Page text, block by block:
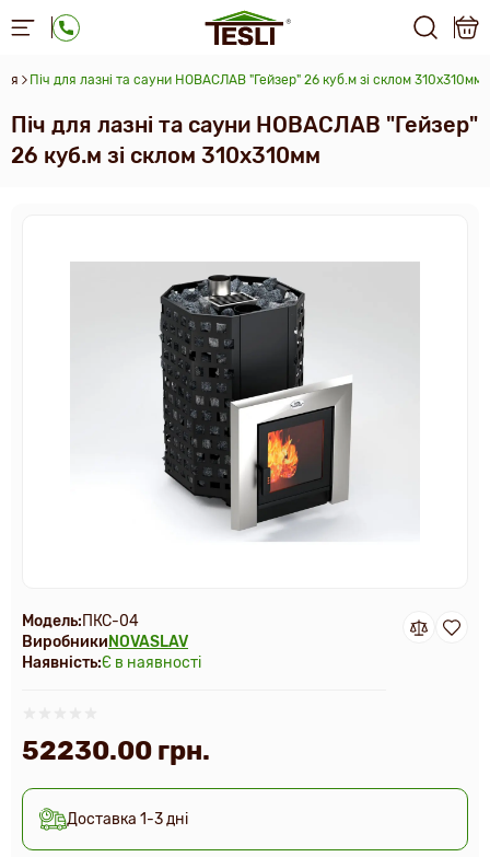
Піч для лазні та сауни НОВАСЛАВ "Гейзер" 26 куб.м зі склом 310х310мм
Піч для лазні та сауни НОВАСЛАВ "Гейзер"
26 куб.м зі склом 310х310мм
Модель:ПКС-04
Виробники NOVASLAV
Наявність:Є в наявності
Доставка 1-3 дні
52230.00 грн.